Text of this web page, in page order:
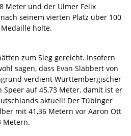
Meter und der Ulmer Felix
seinem vierten Platz über 100
holte.
zum Sieg gereicht. Insofern
sagen, dass Evan Slabbert von
verdient Württembergischer
auf 45,73 Meter, damit ist er
aktuell! Der Tübinger
mit 41,36 Metern vor Aaron Ott
Metern.